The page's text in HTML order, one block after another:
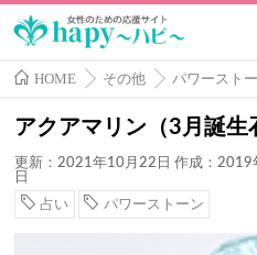
HOME その他 パワースト
アクアマリン（3月誕生
更新：2021年10月22日 作成：2019
日
占い
パワーストーン